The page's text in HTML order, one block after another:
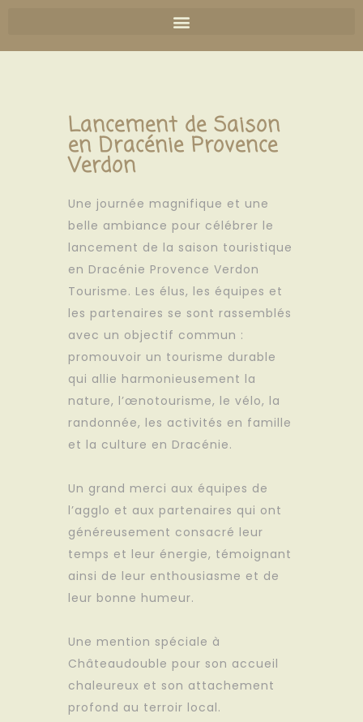
Lancement de Saison
en Dracénie Provence
Verdon
Une journée magnifique et une
belle ambiance pour célébrer le
lancement de la saison touristique
en Dracénie Provence Verdon
Tourisme. Les élus, les équipes et
les partenaires se sont rassemblés
avec un objectif commun :
promouvoir un tourisme durable
qui allie harmonieusement la
nature, l’œnotourisme, le vélo, la
randonnée, les activités en famille
et la culture en Dracénie.
Un grand merci aux équipes de
l’agglo et aux partenaires qui ont
généreusement consacré leur
temps et leur énergie, témoignant
ainsi de leur enthousiasme et de
leur bonne humeur.
Une mention spéciale à
Châteaudouble pour son accueil
chaleureux et son attachement
profond au terroir local.